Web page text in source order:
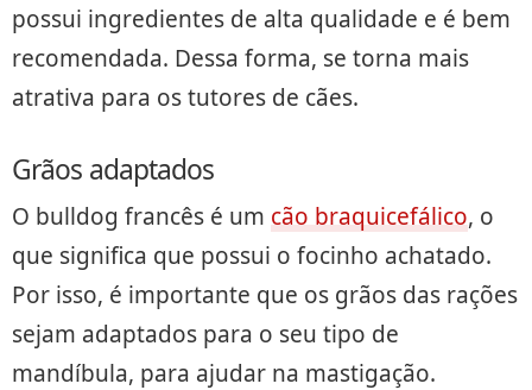
possui ingredientes de alta qualidade e é bem
recomendada. Dessa forma, se torna mais
atrativa para os tutores de cães.
Grãos adaptados
O bulldog francês é um cão braquicefálico, o
que significa que possui o focinho achatado.
Por isso, é importante que os grãos das rações
sejam adaptados para o seu tipo de
mandíbula, para ajudar na mastigação.